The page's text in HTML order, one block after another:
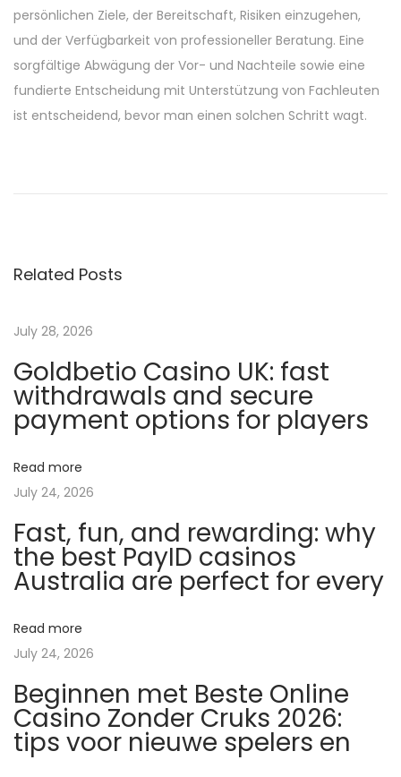
persönlichen Ziele, der Bereitschaft, Risiken einzugehen,
und der Verfügbarkeit von professioneller Beratung. Eine
sorgfältige Abwägung der Vor- und Nachteile sowie eine
fundierte Entscheidung mit Unterstützung von Fachleuten
ist entscheidend, bevor man einen solchen Schritt wagt.
i
r
n
g
d
s
B
o
d
y
u
i
d
i
n
Related Posts
July 28, 2026
Goldbetio Casino UK: fast
withdrawals and secure
payment options for players
Read more
July 24, 2026
Fast, fun, and rewarding: why
the best PayID casinos
Australia are perfect for every
Read more
July 24, 2026
Beginnen met Beste Online
Casino Zonder Cruks 2026:
tips voor nieuwe spelers en